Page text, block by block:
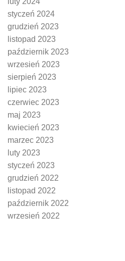
styczeń 2024
grudzień 2023
listopad 2023
październik 2023
wrzesień 2023
sierpień 2023
lipiec 2023
czerwiec 2023
maj 2023
kwiecień 2023
marzec 2023
luty 2023
styczeń 2023
grudzień 2022
listopad 2022
październik 2022
wrzesień 2022